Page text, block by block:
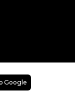
Google